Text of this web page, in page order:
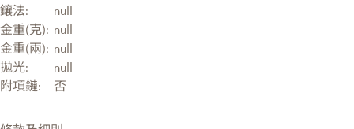
鑲法:
null
金重(克): null
金重(兩): null
拋光:
null
附項鏈:
否